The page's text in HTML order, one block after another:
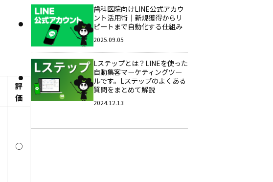
評
価
○
歯科医院向けLINE公式アカウ
ント活用術｜新規獲得からリ
ピートまで自動化する仕組み
2025.09.05
Lステップとは？LINEを使った
自動集客マーケティングツー
ルです。Lステップのよくある
質問をまとめて解説
2024.12.13